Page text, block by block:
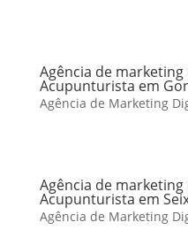
Agência de
Acupunturista em
Agência de Marketing
Agência de
Acupunturista em
Agência de Marketing